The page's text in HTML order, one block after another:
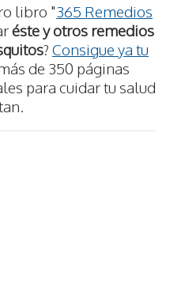
libro "365 Remedios
éste y otros remedios
? Consigue ya tu
de 350 páginas
para cuidar tu salud